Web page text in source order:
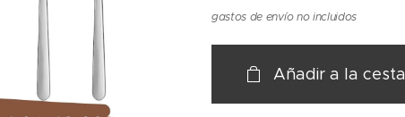
gastos de envío no incluidos
Añadir a la cesta